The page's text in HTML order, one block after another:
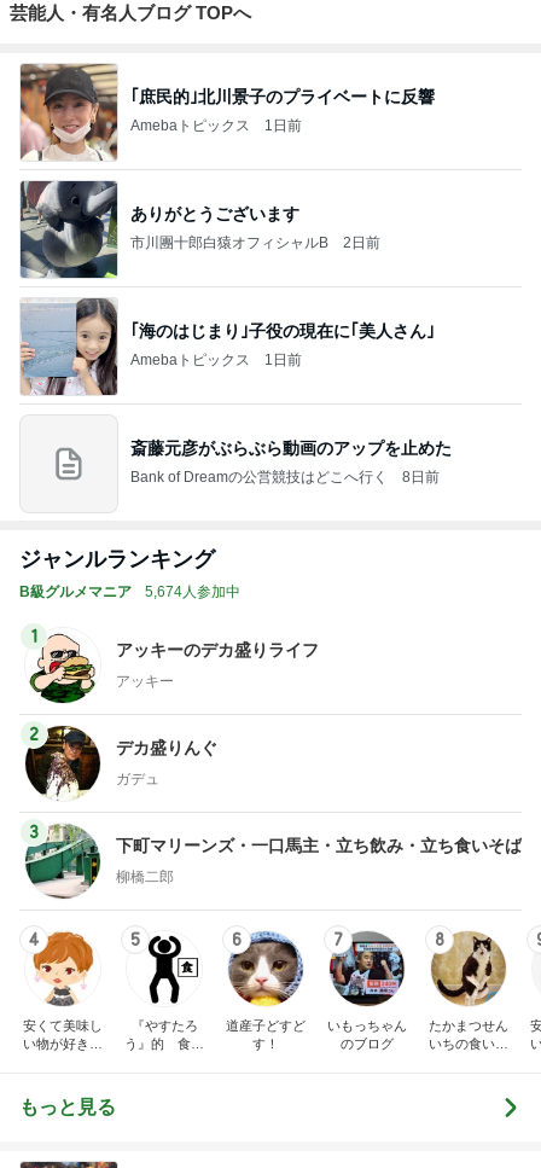
芸能人・有名人ブログ TOPへ
｢庶民的｣北川景子のプライベートに反響
Amebaトピックス 1日前
ありがとうございます
市川團十郎白猿オフィシャルB 2日前
｢海のはじまり｣子役の現在に｢美人さん｣
Amebaトピックス 1日前
斎藤元彦がぶらぶら動画のアップを止めた
Bank of Dreamの公営競技はどこへ行く 8日前
ジャンルランキング
B級グルメマニア 5,674人参加中
1
アッキーのデカ盛りライフ
アッキー
2
デカ盛りんぐ
ガデュ
3
下町マリーンズ・一口馬主・立ち飲み・立ち食いそば
柳橋二郎
4
安くて美味し
い物が好き☆
5
『やすたろ
う』的 食の
6
道産子どすど
す！
7
いもっちゃん
のブログ
8
たかまつせん
いちの食い散
もっと見る